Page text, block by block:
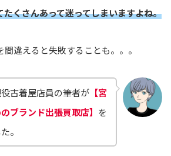
たくさんあって迷ってしまいますよね。
違えると失敗することも。。。
古着屋店員の筆者が 【宮
ブランド出張買取店】 を
。